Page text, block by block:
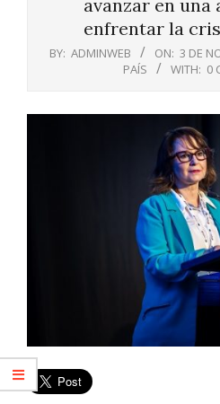
avanzar en una
enfrentar la
BY: ADMINWEB ON: 3 DE
PAÍS
WITH: 0